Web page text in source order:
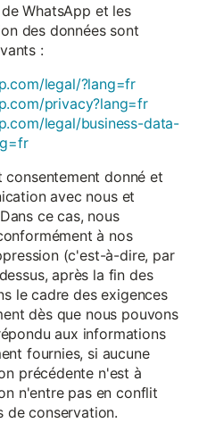
WhatsApp et les
des données sont
:
legal/?lang=fr
privacy?lang=fr
legal/business-data-
donné et
avec nous et
ce cas, nous
à nos
(c'est-à-dire, par
après la fin des
le cadre des exigences
dès que nous pouvons
aux informations
fournies, si aucune
précédente n'est à
n'entre pas en conflit
de conservation.